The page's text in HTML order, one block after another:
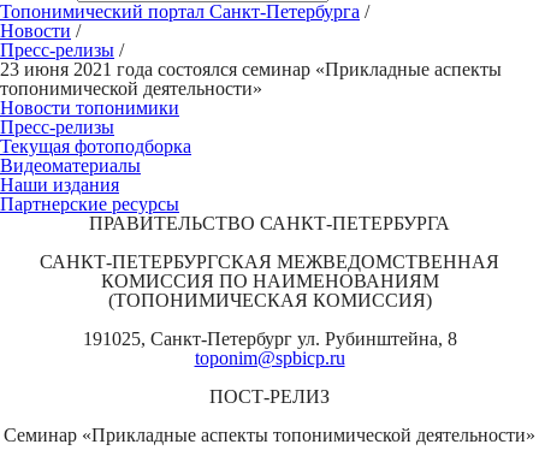
Топонимический портал Санкт-Петербурга /
Новости /
Пресс-релизы /
23 июня 2021 года состоялся семинар «Прикладные аспекты
топонимической деятельности»
Новости топонимики
Пресс‑релизы
Текущая фотоподборка
Видеоматериалы
Наши издания
Партнерские ресурсы
ПРАВИТЕЛЬСТВО САНКТ-ПЕТЕРБУРГА
САНКТ-ПЕТЕРБУРГСКАЯ МЕЖВЕДОМСТВЕННАЯ
КОМИССИЯ ПО НАИМЕНОВАНИЯМ
(ТОПОНИМИЧЕСКАЯ КОМИССИЯ)
191025, Санкт-Петербург ул. Рубинштейна, 8
toponim@spbicp.ru
ПОСТ-РЕЛИЗ
Семинар «Прикладные аспекты топонимической деятельности»